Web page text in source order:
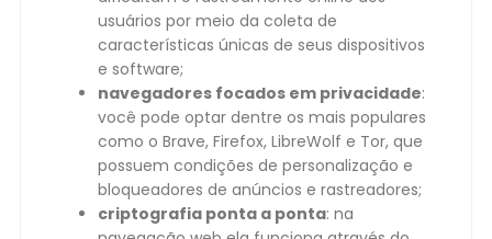
usuários por meio da coleta de
características únicas de seus dispositivos
e software;
navegadores focados em privacidade:
você pode optar dentre os mais populares
como o Brave, Firefox, LibreWolf e Tor, que
possuem condições de personalização e
bloqueadores de anúncios e rastreadores;
criptografia ponta a ponta: na